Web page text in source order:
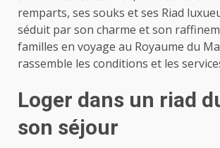
remparts, ses souks et ses Riad
séduit par son charme et son
familles en voyage au Royaume du
rassemble les conditions et les
Loger dans un riad
son séjour